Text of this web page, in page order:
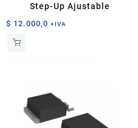
Step-Up Ajustable
$ 12.000,0 +IVA